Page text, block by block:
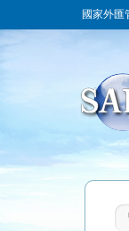
國家外匯